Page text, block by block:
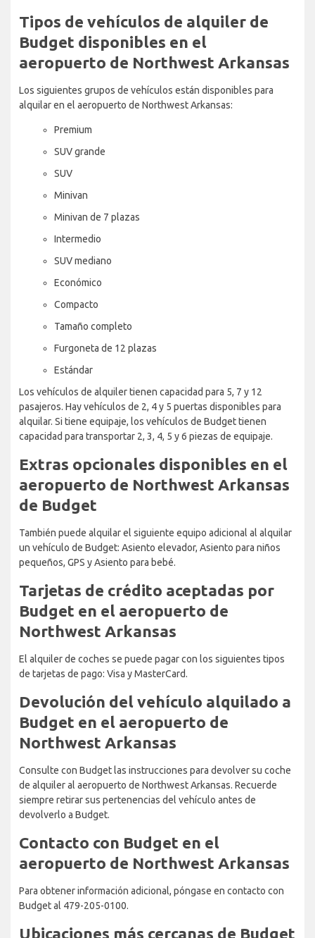
Tipos de vehículos de alquiler de
Budget disponibles en el
aeropuerto de Northwest Arkansas
Los siguientes grupos de vehículos están disponibles para
alquilar en el aeropuerto de Northwest Arkansas:
Premium
SUV grande
SUV
Minivan
Minivan de 7 plazas
Intermedio
SUV mediano
Económico
Compacto
Tamaño completo
Furgoneta de 12 plazas
Estándar
Los vehículos de alquiler tienen capacidad para 5, 7 y 12
pasajeros. Hay vehículos de 2, 4 y 5 puertas disponibles para
alquilar. Si tiene equipaje, los vehículos de Budget tienen
capacidad para transportar 2, 3, 4, 5 y 6 piezas de equipaje.
Extras opcionales disponibles en el
aeropuerto de Northwest Arkansas
de Budget
También puede alquilar el siguiente equipo adicional al alquilar
un vehículo de Budget: Asiento elevador, Asiento para niños
pequeños, GPS y Asiento para bebé.
Tarjetas de crédito aceptadas por
Budget en el aeropuerto de
Northwest Arkansas
El alquiler de coches se puede pagar con los siguientes tipos
de tarjetas de pago: Visa y MasterCard.
Devolución del vehículo alquilado a
Budget en el aeropuerto de
Northwest Arkansas
Consulte con Budget las instrucciones para devolver su coche
de alquiler al aeropuerto de Northwest Arkansas. Recuerde
siempre retirar sus pertenencias del vehículo antes de
devolverlo a Budget.
Contacto con Budget en el
aeropuerto de Northwest Arkansas
Para obtener información adicional, póngase en contacto con
Budget al 479-205-0100.
Ubicaciones más cercanas de Budget